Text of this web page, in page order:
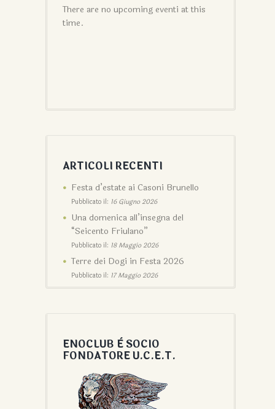
There are no upcoming eventi at this
time.
ARTICOLI RECENTI
Festa d’estate ai Casoni Brunello
Pubblicato il: 16 Giugno 2026
Una domenica all’insegna del
“Seicento Friulano”
Pubblicato il: 18 Maggio 2026
Terre dei Dogi in Festa 2026
Pubblicato il: 17 Maggio 2026
ENOCLUB È SOCIO
FONDATORE U.C.E.T.